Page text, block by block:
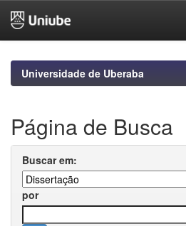
navigationUniversidade de Uberaba
Página de Busca
Buscar em:
por